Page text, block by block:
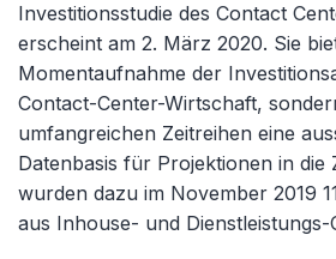
Investitionsstudie des Contact
erscheint am 2. März 2020. Sie
Momentaufnahme der
Contact-Center-Wirtschaft,
umfangreichen Zeitreihen eine
Datenbasis für Projektionen in die
wurden dazu im November 2019
aus Inhouse- und